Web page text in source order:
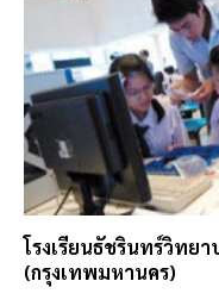
โรงเรียนธัชรินทร์วิทย
(กรุงเทพมหานคร)